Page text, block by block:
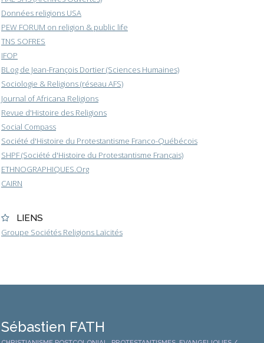
Données religions USA
PEW FORUM on religion & public life
TNS SOFRES
IFOP
BLog de Jean-François Dortier (Sciences Humaines)
Sociologie & Religions (réseau AFS)
Journal of Africana Religions
Revue d'Histoire des Religions
Social Compass
Société d'Histoire du Protestantisme Franco-Québécois
SHPF (Société d'Histoire du Protestantisme Français)
ETHNOGRAPHIQUES.Org
CAIRN
LIENS
Groupe Sociétés Religions Laïcités
Sébastien FATH